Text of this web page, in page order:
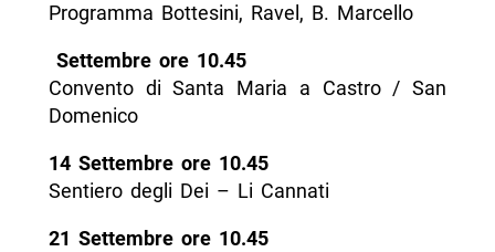
Programma Bottesini, Ravel, B. Marcello
Settembre ore 10.45
Convento di Santa Maria a Castro / San
Domenico
14 Settembre ore 10.45
Sentiero degli Dei – Li Cannati
21 Settembre ore 10.45